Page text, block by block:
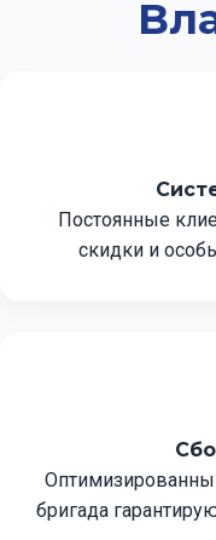
Постоянные
скидки и
бригада